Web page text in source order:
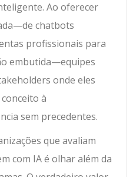
Ao oferecer
chatbots
profissionais para
embutida—equipes
onde eles
à
sem precedentes.
que avaliam
com IA é olhar além da